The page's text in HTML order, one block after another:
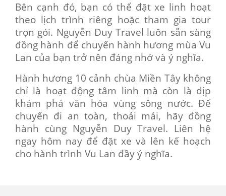
Bên cạnh đó, bạn có thể đặt xe linh hoạt
theo lịch trình riêng hoặc tham gia tour
trọn gói. Nguyễn Duy Travel luôn sẵn sàng
đồng hành để chuyến hành hương mùa Vu
Lan của bạn trở nên đáng nhớ và ý nghĩa.
Hành hương 10 cảnh chùa Miền Tây không
chỉ là hoạt động tâm linh mà còn là dịp
khám phá văn hóa vùng sông nước. Để
chuyến đi an toàn, thoải mái, hãy đồng
hành cùng Nguyễn Duy Travel. Liên hệ
ngay hôm nay để đặt xe và lên kế hoạch
cho hành trình Vu Lan đầy ý nghĩa.